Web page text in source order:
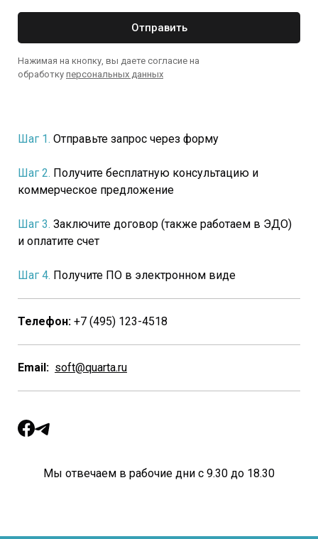
Шаг 1. Отправьте запрос через форму
Шаг 2. Получите бесплатную консультацию и
коммерческое предложение
Шаг 3. Заключите договор (также работаем в ЭДО)
и оплатите счет
Шаг 4. Получите ПО в электронном виде
Телефон: +7 (495) 123-4518
Email: soft@quarta.ru
Мы отвечаем в рабочие дни с 9.30 до 18.30
Отправить
Нажимая на кнопку, вы даете согласие на
обработку персональных данных